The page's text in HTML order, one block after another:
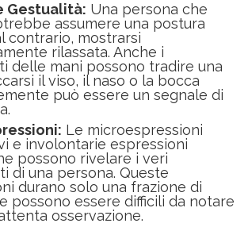
Gestualità: Una persona che
assumere una postura
contrario, mostrarsi
rilassata. Anche i
delle mani possono tradire una
il viso, il naso o la bocca
può essere un segnale di
Le microespressioni
e involontarie espressioni
possono rivelare i veri
di una persona. Queste
durano solo una frazione di
possono essere difficili da notare
osservazione.